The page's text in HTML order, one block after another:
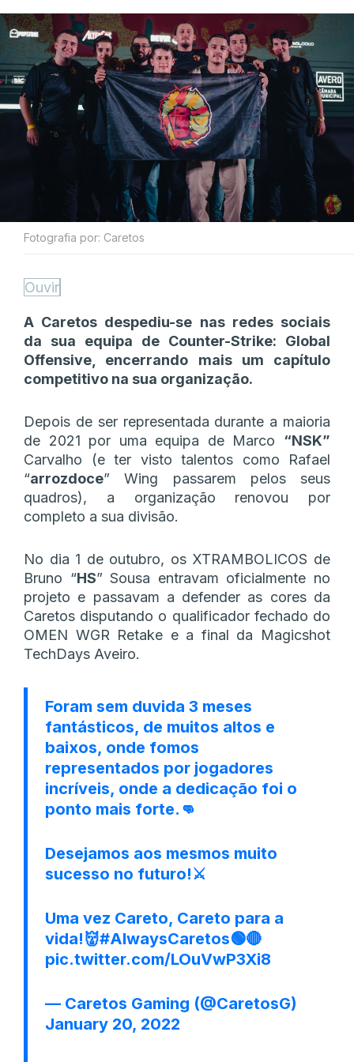
Fotografia por: Caretos
Ouvir
A Caretos despediu-se nas redes sociais
da sua equipa de Counter-Strike: Global
Offensive, encerrando mais um capítulo
competitivo na sua organização.
Depois de ser representada durante a maioria
de 2021 por uma equipa de Marco “NSK”
Carvalho (e ter visto talentos como Rafael
“arrozdoce” Wing passarem pelos seus
quadros), a organização renovou por
completo a sua divisão.
No dia 1 de outubro, os XTRAMBOLICOS de
Bruno “HS” Sousa entravam oficialmente no
projeto e passavam a defender as cores da
Caretos disputando o qualificador fechado do
OMEN WGR Retake e a final da Magicshot
TechDays Aveiro.
Foram sem duvida 3 meses
fantásticos, de muitos altos e
baixos, onde fomos
representados por jogadores
incríveis, onde a dedicação foi o
ponto mais forte.👊
Desejamos aos mesmos muito
sucesso no futuro!⚔️
Uma vez Careto, Careto para a
vida!👹#AlwaysCaretos🟢🔴
pic.twitter.com/LOuVwP3Xi8
— Caretos Gaming (@CaretosG)
January 20, 2022